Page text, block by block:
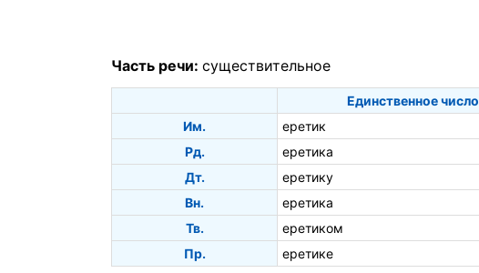
Часть речи: существительное
Единственное число
Им.
еретик
Рд.
еретика
Дт.
еретику
Вн.
еретика
Тв.
еретиком
Пр.
еретике